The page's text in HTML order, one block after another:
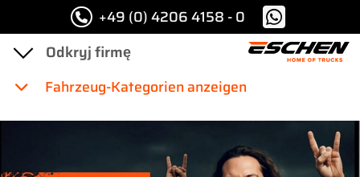
+49 (0) 4206 4158 - 0
Fahrzeug-Kategorien anzeigen